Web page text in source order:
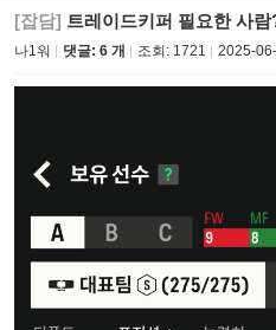
[잡담] 트레이드키퍼 필요한 사
나1워 댓글: 6 개 조회: 1721 2025-